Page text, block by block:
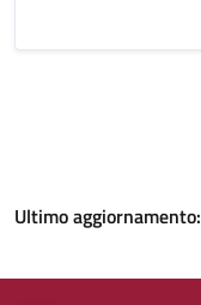
Ultimo aggiornamento: